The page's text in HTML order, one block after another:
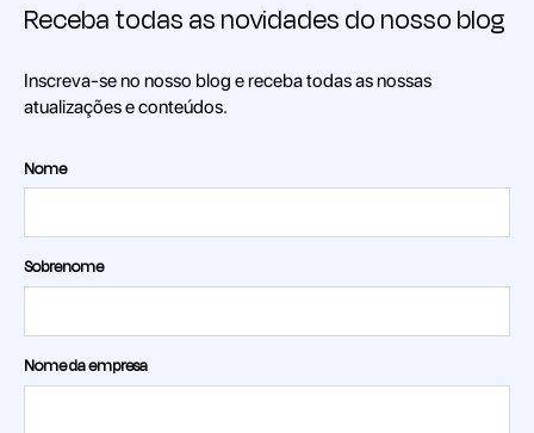
Receba todas as novidades do nosso blog
Inscreva-se no nosso blog e receba todas as nossas
atualizações e conteúdos.
Nome
Sobrenome
Nome da empresa